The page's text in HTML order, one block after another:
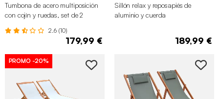
Tumbona de acero multiposición
con cojín y ruedas, set de 2
2.6 (10)
179,99 €
Sillón relax y reposapiés de
aluminio y cuerda
189,99 €
PROMO -20%